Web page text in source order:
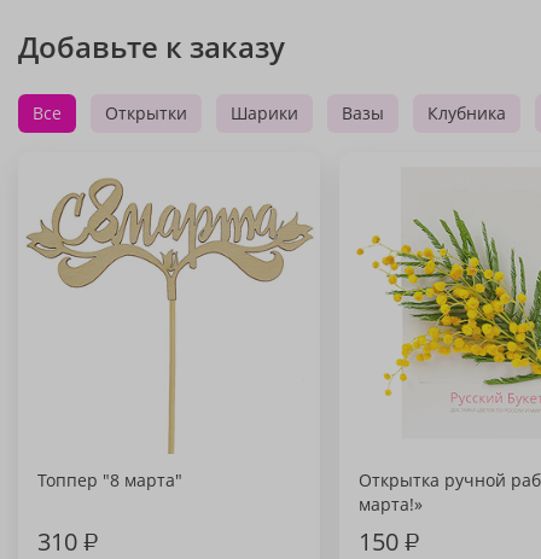
Добавьте к заказу
Все Открытки Шарики Вазы Клубника
Топпер "8 марта"
310₽
Открытка ручной
марта!»
150₽